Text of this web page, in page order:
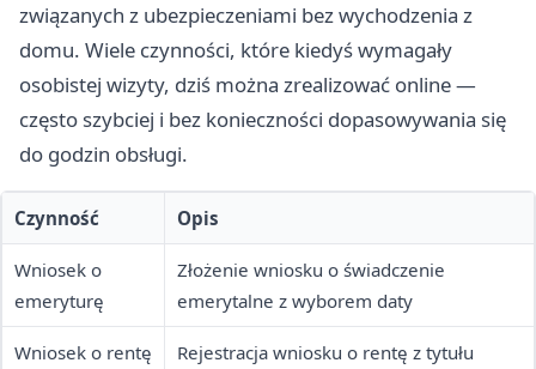
związanych z ubezpieczeniami bez wychodzenia z
domu. Wiele czynności, które kiedyś wymagały
osobistej wizyty, dziś można zrealizować online —
często szybciej i bez konieczności dopasowywania się
do godzin obsługi.
Czynność Opis
Wniosek o
emeryturę
Złożenie wniosku o świadczenie
emerytalne z wyborem daty
Wniosek o rentę
Rejestracja wniosku o rentę z tytułu